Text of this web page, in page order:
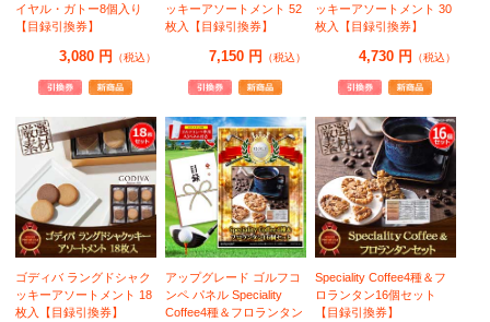
イヤル・ガトー8個入り
【目録引換券】
3,080 円 （税込）
ッキーアソートメント 52
枚入【目録引換券】
7,150 円 （税込）
ッキーアソートメント 30
枚入【目録引換券】
4,730 円 （税込）
ゴディバ ラングドシャク
ッキーアソートメント 18
枚入【目録引換券】
アップグレード ゴルフコ
ンペ パネル Speciality
Coffee4種＆フロランタン
Speciality Coffee4種＆フ
ロランタン16個セット
【目録引換券】